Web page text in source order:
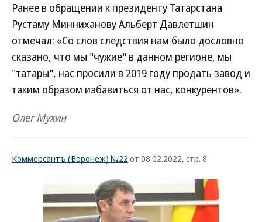
Ранее в обращении к президенту Татарстана
Рустаму Минниханову Альберт Давлетшин
отмечал: «Со слов следствия нам было дословно
сказано, что мы "чужие" в данном регионе, мы
"татары", нас просили в 2019 году продать завод и
таким образом избавиться от нас, конкурентов».
Олег Мухин
Коммерсантъ (Воронеж) №22 от 08.02.2022, стр. 8